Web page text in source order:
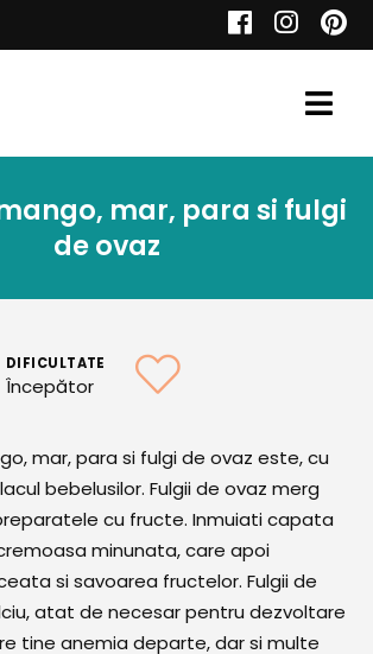
mar, para si fulgi
de ovaz
DIFICULTATE
Începător
mar, para si fulgi de ovaz este, cu
bebelusilor. Fulgii de ovaz merg
cu fructe. Inmuiati capata
minunata, care apoi
si savoarea fructelor. Fulgii de
atat de necesar pentru dezvoltare
tine anemia departe, dar si multe